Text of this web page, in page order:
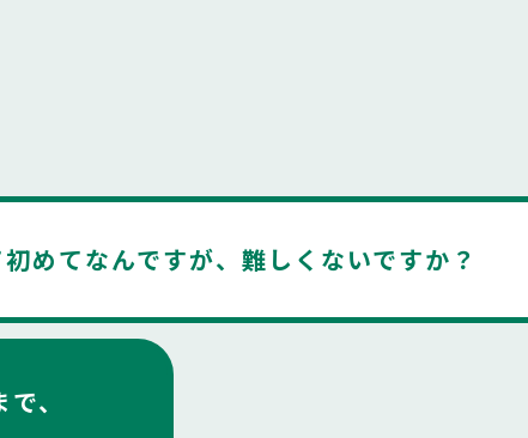
めてなんですが、難しくないですか？
、